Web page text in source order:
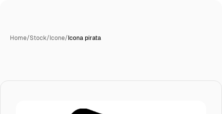
Home/Stock/Icone/Icona pirata